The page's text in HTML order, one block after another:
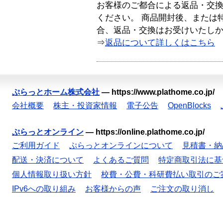
お客様のご都合による返品・交
ください。 商品開封後、または
合、返品・交換はお受けいたし
⇒返品について詳しくはこちら
ぷらっとホーム株式会社 — https://www.plathome.co.jp/
会社概要
株主・投資家情報 電子公告 OpenBlocks
ぷらっとオンライン — https://online.plathome.co.jp/
ご利用ガイド
ぷらっとオンラインについて
見積書・
配送・決済について
よくあるご質問
特定商取引法に
個人情報取り扱い方針
校費・公費・科研費払い取引のご
IPv6への取り組み
お客様からの声 ご注文の取り消し